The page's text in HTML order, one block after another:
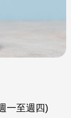
一至週四)